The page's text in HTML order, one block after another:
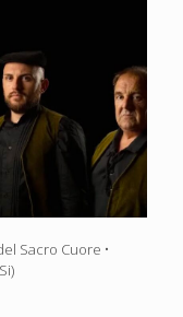
Sacro Cuore •